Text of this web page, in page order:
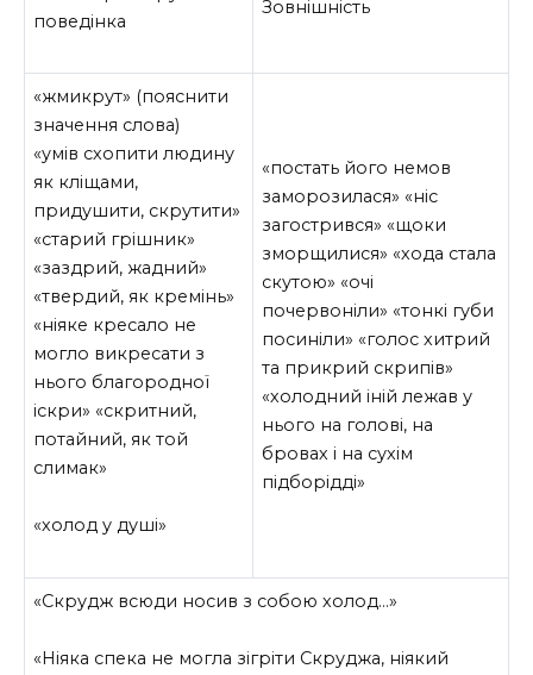
поведінка
Зовнішність
«жмикрут» (пояснити
значення слова)
«умів схопити людину
як кліщами,
придушити, скрутити»
«старий грішник»
«заздрий, жадний»
«твердий, як кремінь»
«ніяке кресало не
могло викресати з
нього благородної
іскри» «скритний,
потайний, як той
слимак»
«холод у душі»
«постать його немов
заморозилася» «ніс
загострився» «щоки
зморщилися» «хода стала
скутою» «очі
почервоніли» «тонкі губи
посиніли» «голос хитрий
та прикрий скрипів»
«холодний іній лежав у
нього на голові, на
бровах і на сухім
підборідді»
«Скрудж всюди носив з собою холод…»
«Ніяка спека не могла зігріти Скруджа, ніякий